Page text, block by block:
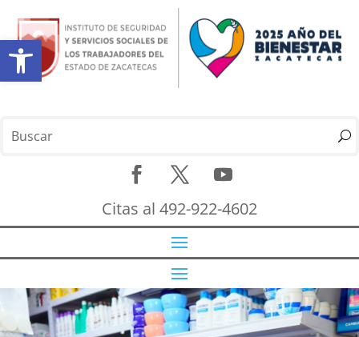
Abrir barra de herramientas
Citas al 492-922-4602